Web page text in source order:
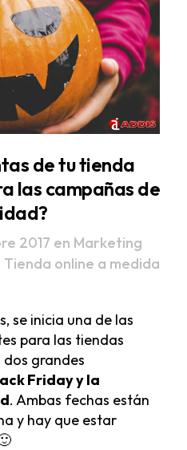
de tu tienda
las campañas de
2017 en Marketing
Tienda online a medida
se inicia una de las
para las tiendas
dos grandes
Friday y la
. Ambas fechas están
y hay que estar